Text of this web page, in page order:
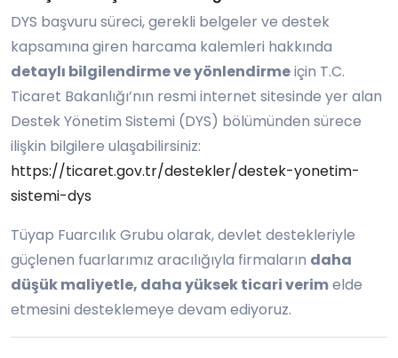
DYS başvuru süreci, gerekli belgeler ve destek
kapsamına giren harcama kalemleri hakkında
detaylı bilgilendirme ve yönlendirmeiçin T.C.
Ticaret Bakanlığı’nın resmi internet sitesinde yer alan
Destek Yönetim Sistemi (DYS) bölümünden sürece
ilişkin bilgilere ulaşabilirsiniz:
https://ticaret.gov.tr/destekler/destek-yonetim-
sistemi-dys
Tüyap Fuarcılık Grubu olarak, devlet destekleriyle
güçlenen fuarlarımız aracılığıyla firmaların daha
düşük maliyetle, daha yüksek ticari verimelde
etmesini desteklemeye devam ediyoruz.